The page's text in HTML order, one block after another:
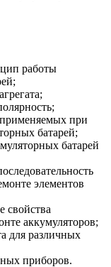
работы
при
батарей;
батарей
элементов
свойства
аккумуляторов;
для различных
приборов.